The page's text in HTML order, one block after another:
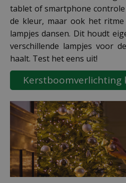
tablet of smartphone controle
de kleur, maar ook het
lampjes dansen. Dit houdt
verschillende lampjes voor
haalt. Test het eens uit!
Kerstboomverlichting